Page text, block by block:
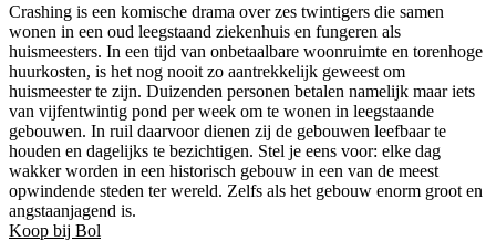
Crashing is een komische drama over zes twintigers die samen
wonen in een oud leegstaand ziekenhuis en fungeren als
huismeesters. In een tijd van onbetaalbare woonruimte en torenhoge
huurkosten, is het nog nooit zo aantrekkelijk geweest om
huismeester te zijn. Duizenden personen betalen namelijk maar iets
van vijfentwintig pond per week om te wonen in leegstaande
gebouwen. In ruil daarvoor dienen zij de gebouwen leefbaar te
houden en dagelijks te bezichtigen. Stel je eens voor: elke dag
wakker worden in een historisch gebouw in een van de meest
opwindende steden ter wereld. Zelfs als het gebouw enorm groot en
angstaanjagend is.
Koop bij Bol